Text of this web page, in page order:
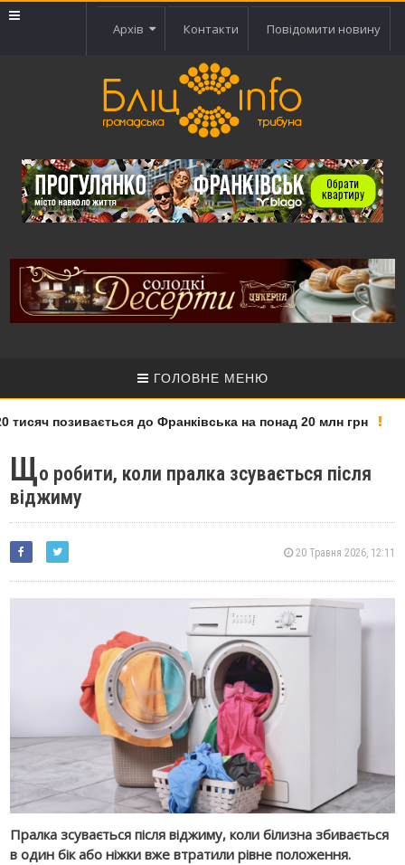
Архів Контакти Повідомити новину
ГОЛОВНЕ МЕНЮ
позивається до Франківська на понад 20 млн грн
Що робити, коли пралка зсувається після
віджиму
20 Травня 2026, 12:11
Пралка зсувається після віджиму, коли білизна збивається
в один бік або ніжки вже втратили рівне положення.